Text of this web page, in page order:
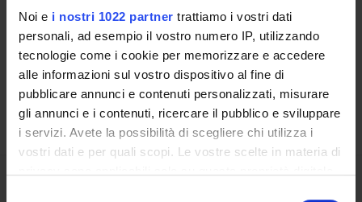
Noi e i nostri 1022 partner trattiamo i vostri dati
personali, ad esempio il vostro numero IP, utilizzando
tecnologie come i cookie per memorizzare e accedere
alle informazioni sul vostro dispositivo al fine di
pubblicare annunci e contenuti personalizzati, misurare
gli annunci e i contenuti, ricercare il pubblico e sviluppare
i servizi. Avete la possibilità di scegliere chi utilizza i
vostri dati e per quali scopi. Le vostre scelte in materia di
People
Places
Calendar